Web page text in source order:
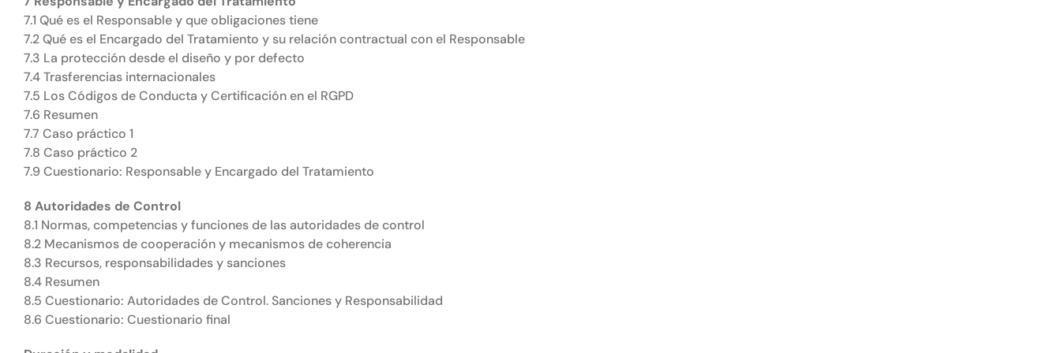
7.1 Qué es el Responsable y que obligaciones tiene
7.2 Qué es el Encargado del Tratamiento y su relación contractual con el Responsable
7.3 La protección desde el diseño y por defecto
7.4 Trasferencias internacionales
7.5 Los Códigos de Conducta y Certificación en el RGPD
7.6 Resumen
7.7 Caso práctico 1
7.8 Caso práctico 2
7.9 Cuestionario: Responsable y Encargado del Tratamiento
8 Autoridades de Control
8.1 Normas, competencias y funciones de las autoridades de control
8.2 Mecanismos de cooperación y mecanismos de coherencia
8.3 Recursos, responsabilidades y sanciones
8.4 Resumen
8.5 Cuestionario: Autoridades de Control. Sanciones y Responsabilidad
8.6 Cuestionario: Cuestionario final